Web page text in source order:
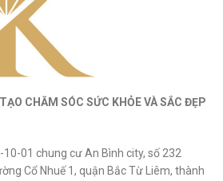
CHĂM SÓC SỨC KHỎEVÀSẮC ĐẸP
01 chung cư An Bình city, số 232
Cổ Nhuế 1, quận Bắc Từ Liêm, thành